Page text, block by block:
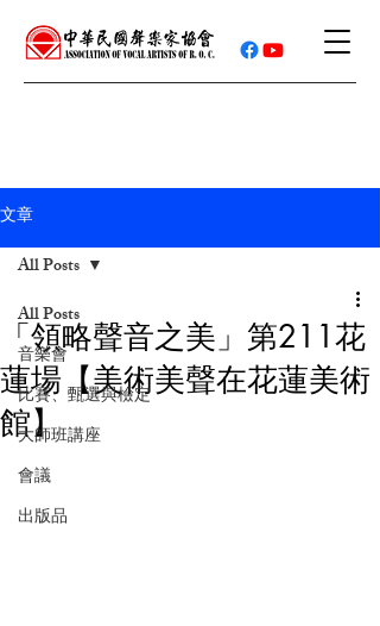
文章
All Posts
音樂會
比賽、甄選與檢定
大師班講座
會議
出版品
All Posts
「領略聲音之美」第211花
蓮場【美術美聲在花蓮美術
館】